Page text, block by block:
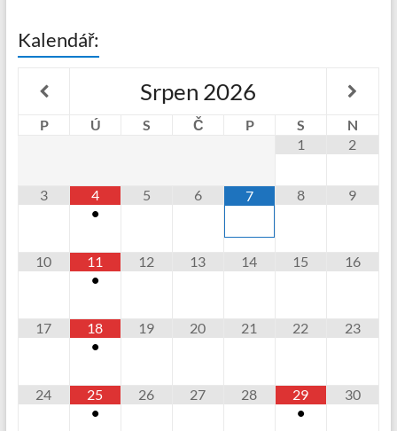
Kalendář:
Srpen 2026
P Ú S Č P S
N
1
2
3
4
•
5 6 7 8 9
10
11
•
12 13 14 15 16
17
18
•
19 20 21 22 23
24
25
•
26 27 28
29
•
30